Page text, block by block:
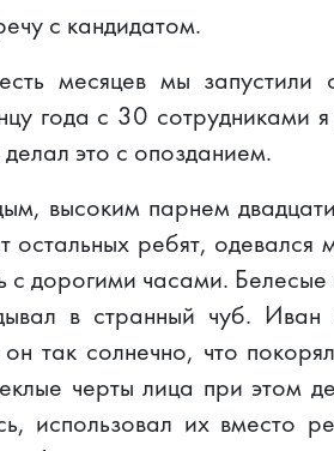
с кандидатом.
месяцев мы запустили
года с 30 сотрудниками
это с опозданием.
высоким парнем
ребят, одевался
дорогими часами. Белесые
в странный чуб. Иван
так солнечно, что
черты лица при этом
использовал их вместо